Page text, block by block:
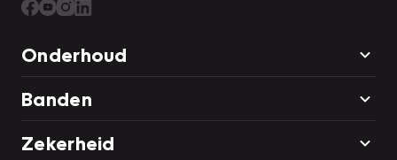
Onderhoud
Banden
Zekerheid